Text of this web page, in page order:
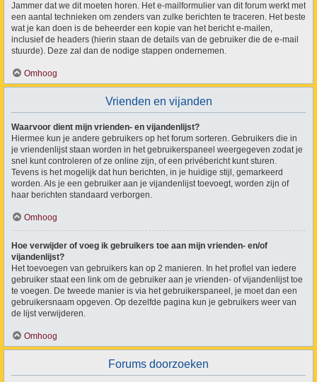
Jammer dat we dit moeten horen. Het e-mailformulier van dit forum werkt met
een aantal technieken om zenders van zulke berichten te traceren. Het beste
wat je kan doen is de beheerder een kopie van het bericht e-mailen,
inclusief de headers (hierin staan de details van de gebruiker die de e-mail
stuurde). Deze zal dan de nodige stappen ondernemen.
Omhoog
Vrienden en vijanden
Waarvoor dient mijn vrienden- en vijandenlijst?
Hiermee kun je andere gebruikers op het forum sorteren. Gebruikers die in
je vriendenlijst staan worden in het gebruikerspaneel weergegeven zodat je
snel kunt controleren of ze online zijn, of een privébericht kunt sturen.
Tevens is het mogelijk dat hun berichten, in je huidige stijl, gemarkeerd
worden. Als je een gebruiker aan je vijandenlijst toevoegt, worden zijn of
haar berichten standaard verborgen.
Omhoog
Hoe verwijder of voeg ik gebruikers toe aan mijn vrienden- en/of
vijandenlijst?
Het toevoegen van gebruikers kan op 2 manieren. In het profiel van iedere
gebruiker staat een link om de gebruiker aan je vrienden- of vijandenlijst toe
te voegen. De tweede manier is via het gebruikerspaneel, je moet dan een
gebruikersnaam opgeven. Op dezelfde pagina kun je gebruikers weer van
de lijst verwijderen.
Omhoog
Forums doorzoeken